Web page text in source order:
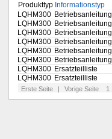
Produkttyp Informationstyp
LQHM300 Betriebsanleitung
LQHM300 Betriebsanleitung
LQHM300 Betriebsanleitung
LQHM300 Betriebsanleitung
LQHM300 Betriebsanleitung
LQHM300 Betriebsanleitung
LQHM300 Ersatzteilliste
LQHM300 Ersatzteilliste
Erste Seite Vorige Seite 1